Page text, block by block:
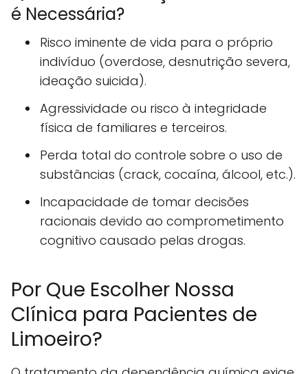
é Necessária?
Risco iminente de vida para o próprio
indivíduo (overdose, desnutrição severa,
ideação suicida).
Agressividade ou risco à integridade
física de familiares e terceiros.
Perda total do controle sobre o uso de
substâncias (crack, cocaína, álcool, etc.).
Incapacidade de tomar decisões
racionais devido ao comprometimento
cognitivo causado pelas drogas.
Por Que Escolher Nossa
Clínica para Pacientes de
Limoeiro?